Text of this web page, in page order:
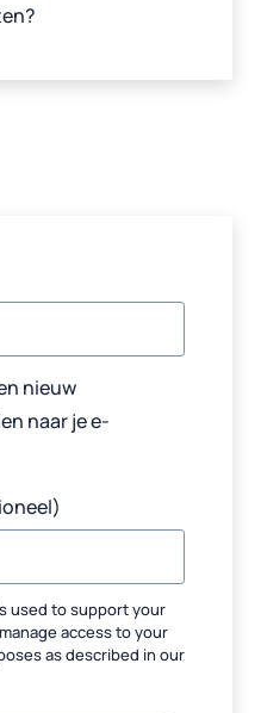
nieuw
naar je e-
used to support your
access to your
as described in our